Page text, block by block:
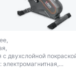
двухслойной